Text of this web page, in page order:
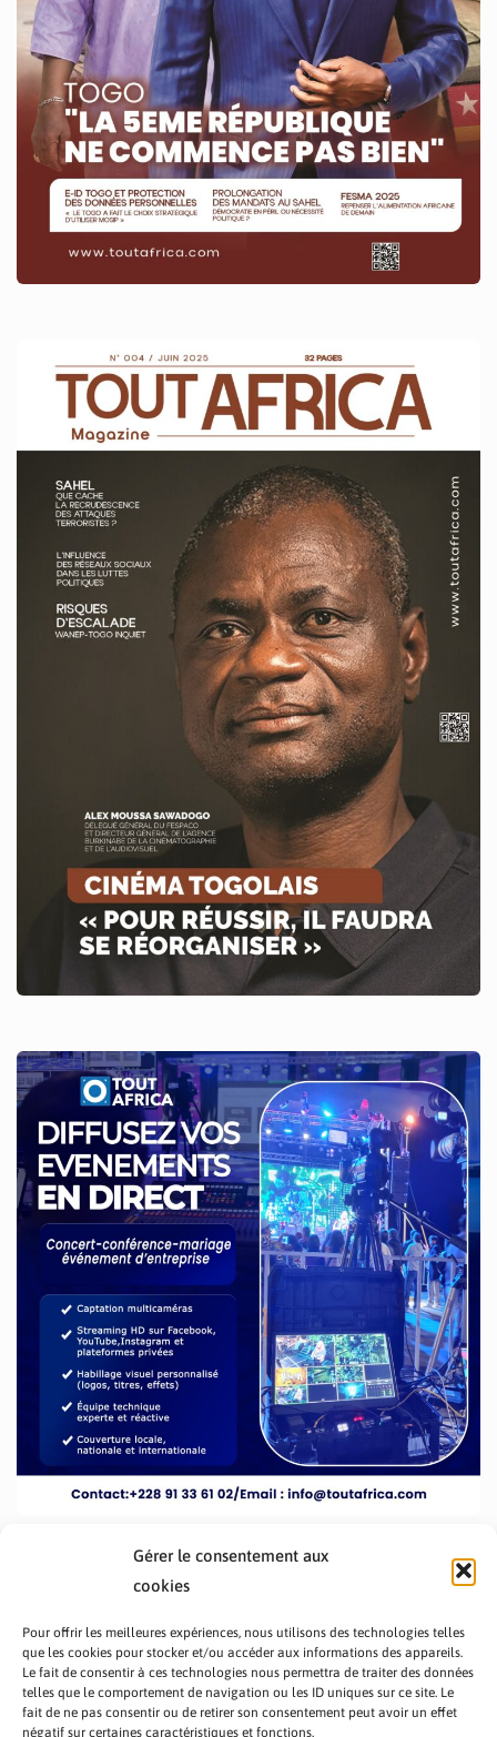
Gérer le consentement aux
cookies
Pour offrir les meilleures expériences, nous utilisons des technologies telles
que les cookies pour stocker et/ou accéder aux informations des appareils.
Le fait de consentir à ces technologies nous permettra de traiter des données
telles que le comportement de navigation ou les ID uniques sur ce site. Le
fait de ne pas consentir ou de retirer son consentement peut avoir un effet
négatif sur certaines caractéristiques et fonctions.
PRÉSENTATION TOUTAFRICA A PROPOS